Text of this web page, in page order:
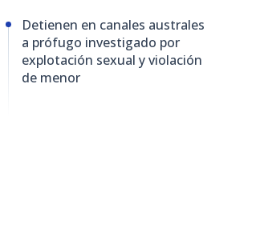
Detienen en canales australes
a prófugo investigado por
explotación sexual y violación
de menor